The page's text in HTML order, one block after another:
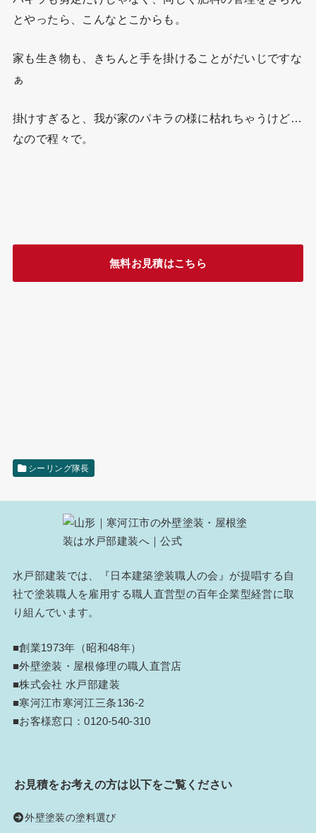
とやったら、こんなとこからも。
家も生き物も、きちんと手を掛けることがだいじですな
ぁ
掛けすぎると、我が家のパキラの様に枯れちゃうけど…
なので程々で。
無料お見積はこちら
シーリング隊長
水戸部建装では、『 日本建築塗装職人の会 』が提唱する自
社で塗装職人を雇用する職人直営型の百年企業型経営に取
り組んでいます。
■創業1973年（昭和48年）
■外壁塗装・屋根修理の職人直営店
■株式会社 水戸部建装
■寒河江市寒河江三条136-2
■お客様窓口：0120-540-310
お見積をお考えの方は以下をご覧ください
外壁塗装の塗料選び